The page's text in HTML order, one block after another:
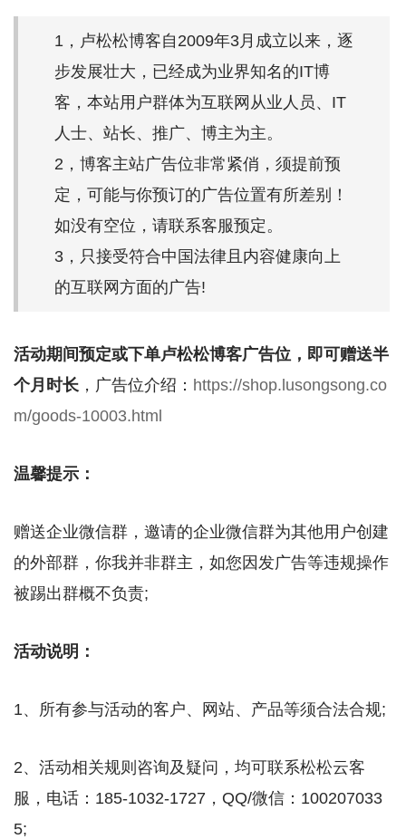
1，卢松松博客自2009年3月成立以来，逐
步发展壮大，已经成为业界知名的IT博
客，本站用户群体为互联网从业人员、IT
人士、站长、推广、博主为主。
2，博客主站广告位非常紧俏，须提前预
定，可能与你预订的广告位置有所差别！
如没有空位，请联系客服预定。
3，只接受符合中国法律且内容健康向上
的互联网方面的广告!
活动期间预定或下单卢松松博客广告位，即可赠送半
个月时长 ，广告位介绍： https://shop.lusongsong.co
m/goods-10003.html
温馨提示：
赠送企业微信群，邀请的企业微信群为其他用户创建
的外部群，你我并非群主，如您因发广告等违规操作
被踢出群概不负责;
活动说明：
1、所有参与活动的客户、网站、产品等须合法合规;
2、活动相关规则咨询及疑问，均可联系松松云客
服，电话：185-1032-1727，QQ/微信：100207033
5;